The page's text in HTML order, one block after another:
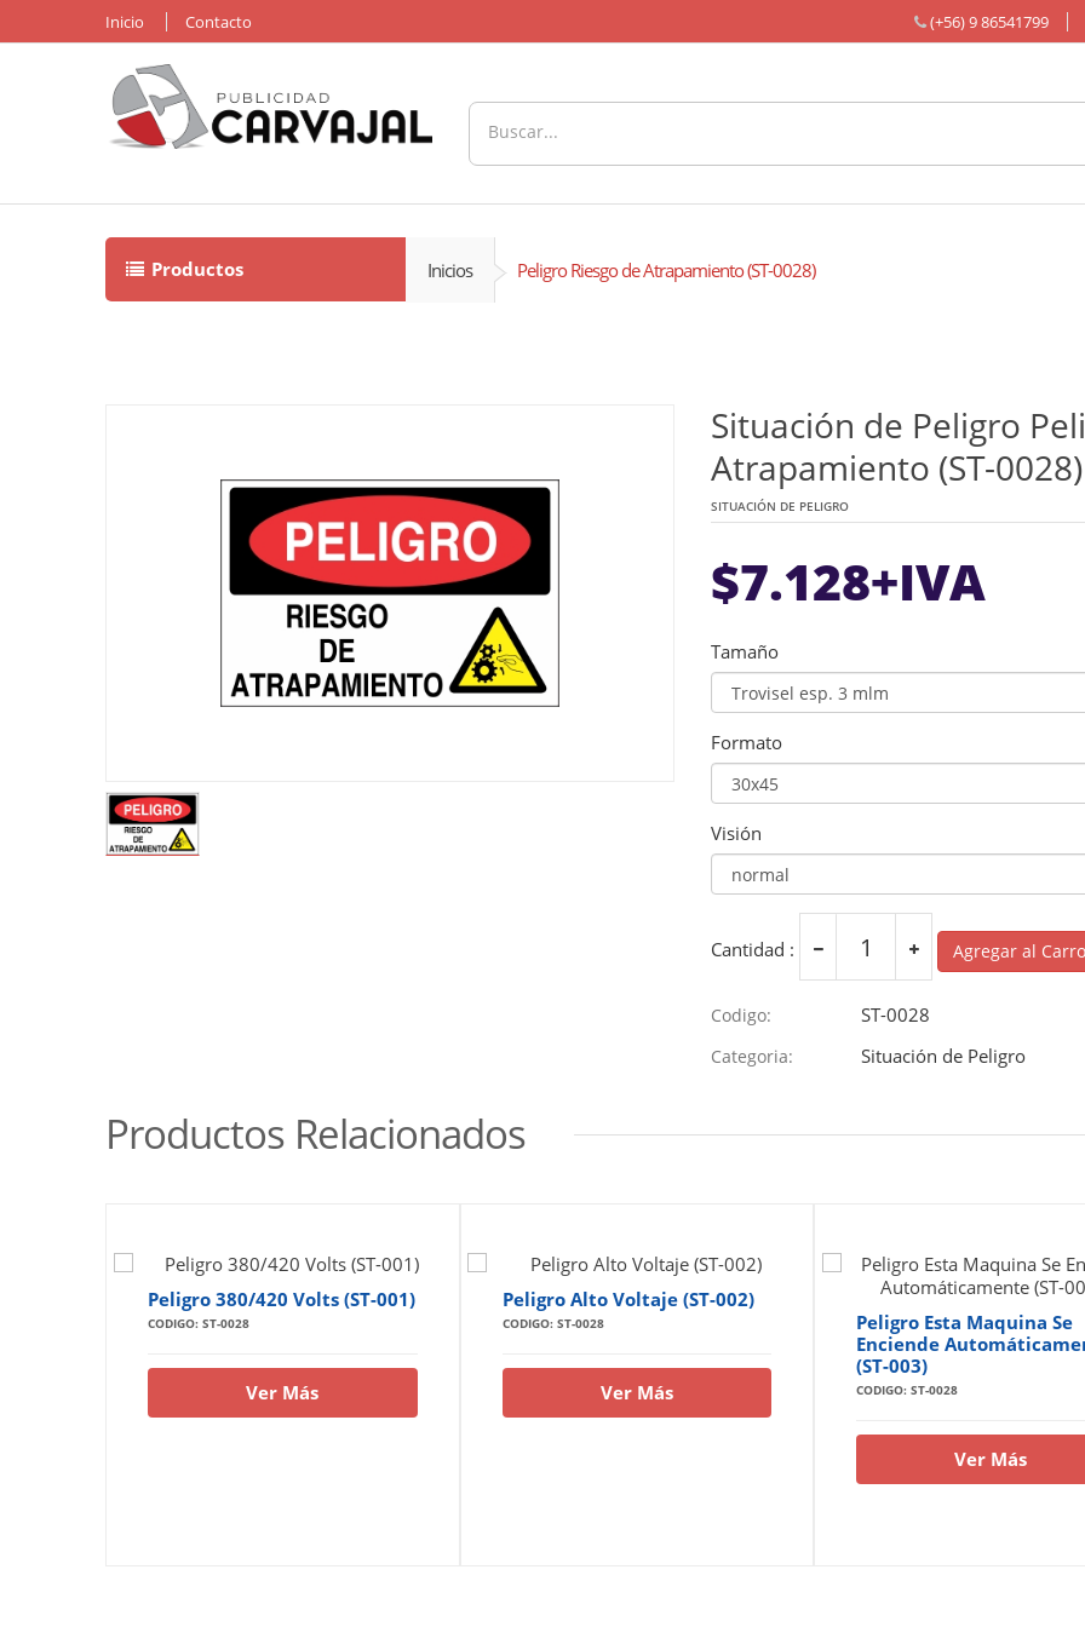
Inicio Contacto (+56) 9 86541799
Productos Inicios Peligro Riesgo de Atrapamiento (ST-0028)
Situación de Peligro
Atrapamiento (ST-0028)
SITUACIÓN DE PELIGRO
$7.128+IVA
Tamaño
Formato
Visión
Cantidad : Agregar al Carro
Codigo: ST-0028
Categoria: Situación de Peligro
Productos Relacionados
Peligro 380/420 Volts (ST-001)
CODIGO: ST-0028
Ver Más
Peligro Alto Voltaje (ST-002)
CODIGO: ST-0028
Ver Más
Peligro Esta Maquina Se
Enciende
(ST-003)
CODIGO: ST-0028
Ver Más